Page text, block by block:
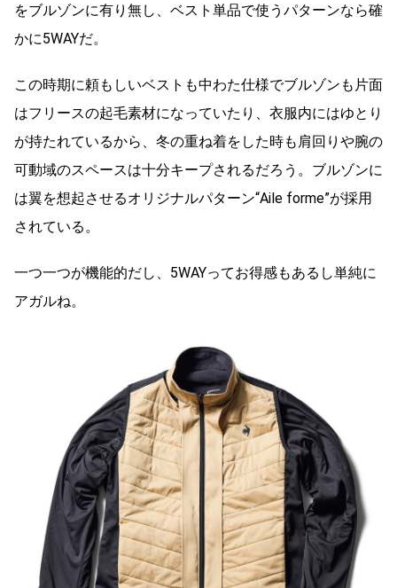
をブルゾンに有り無し、ベスト単品で使うパターンなら確
かに5WAYだ。
この時期に頼もしいベストも中わた仕様でブルゾンも片面
はフリースの起毛素材になっていたり、衣服内にはゆとり
が持たれているから、冬の重ね着をした時も肩回りや腕の
可動域のスペースは十分キープされるだろう。ブルゾンに
は翼を想起させるオリジナルパターン“Aile forme”が採用
されている。
一つ一つが機能的だし、5WAYってお得感もあるし単純に
アガルね。